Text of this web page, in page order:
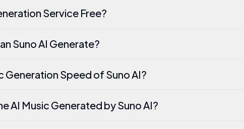
Service Free?
Suno AI Generate?
Generation Speed of Suno AI?
AI Music Generated by Suno AI?